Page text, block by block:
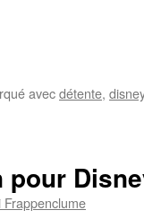
avecdétente, disney
pour
Frappenclume